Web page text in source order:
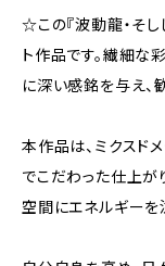
☆この『波動龍・そし
ト作品です。繊細な
に深い感銘を与え、
本作品は、ミクスド
でこだわった仕上が
空間にエネルギーを